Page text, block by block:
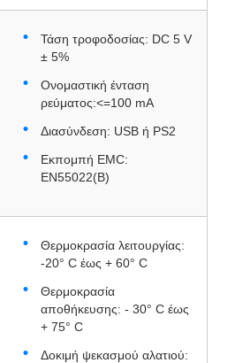
Τάση τροφοδοσίας: DC 5 V
± 5%
Ονομαστική ένταση
ρεύματος:<=100 mA
Διασύνδεση: USB ή PS2
Εκπομπή EMC:
EN55022(B)
Θερμοκρασία λειτουργίας:
-20° C έως + 60° C
Θερμοκρασία
αποθήκευσης: - 30° C έως
+ 75° C
Δοκιμή ψεκασμού αλατιού: